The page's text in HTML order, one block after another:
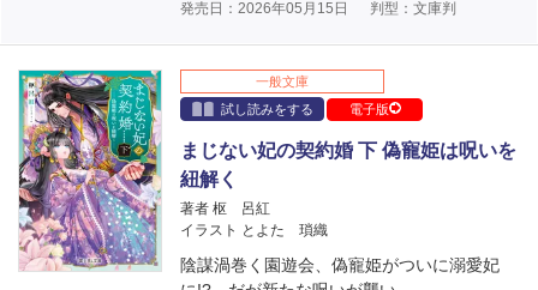
発売日：2026年05月15日
判型：文庫判
一般文庫
試し読みをする
電子版
まじない妃の契約婚 下 偽寵姫は呪いを
紐解く
著者 枢 呂紅
イラスト とよた 瑣織
陰謀渦巻く園遊会、偽寵姫がついに溺愛妃